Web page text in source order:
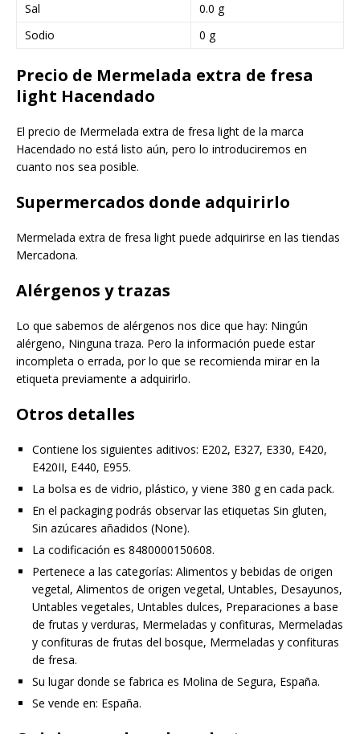
Sal
0.0 g
Sodio
0 g
Precio de Mermelada extra de fresa
light Hacendado
El precio de Mermelada extra de fresa light de la marca
Hacendado no está listo aún, pero lo introduciremos en
cuanto nos sea posible.
Supermercados donde adquirirlo
Mermelada extra de fresa light puede adquirirse en las tiendas
Mercadona.
Alérgenos y trazas
Lo que sabemos de alérgenos nos dice que hay: Ningún
alérgeno, Ninguna traza. Pero la información puede estar
incompleta o errada, por lo que se recomienda mirar en la
etiqueta previamente a adquirirlo.
Otros detalles
Contiene los siguientes aditivos: E202, E327, E330, E420,
E420II, E440, E955.
La bolsa es de vidrio, plástico, y viene 380 g en cada pack.
En el packaging podrás observar las etiquetas Sin gluten,
Sin azúcares añadidos (None).
La codificación es 8480000150608.
Pertenece a las categorías: Alimentos y bebidas de origen
vegetal, Alimentos de origen vegetal, Untables, Desayunos,
Untables vegetales, Untables dulces, Preparaciones a base
de frutas y verduras, Mermeladas y confituras, Mermeladas
y confituras de frutas del bosque, Mermeladas y confituras
de fresa.
Su lugar donde se fabrica es Molina de Segura, España.
Se vende en: España.